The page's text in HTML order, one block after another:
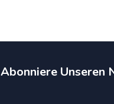
Abonniere Unseren